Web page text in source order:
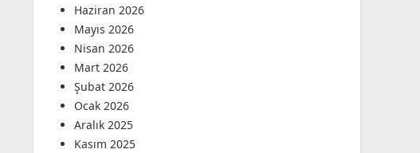
Haziran 2026
Mayıs 2026
Nisan 2026
Mart 2026
Şubat 2026
Ocak 2026
Aralık 2025
Kasım 2025